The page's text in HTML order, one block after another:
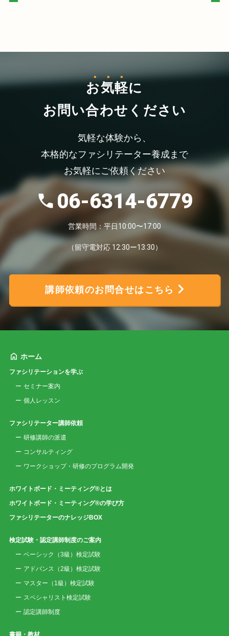
お気軽に
お問い合わせください
気軽な体験から、
本格的なファシリテーター養成まで
お気軽にご依頼ください
06-6314-6779
営業時間：平日10:00〜17:00
（留守電対応 12:30ー13:30）
講師依頼のお問合せはこちら
ホーム
ファシリテーションを学ぶ
セミナー案内
個人レッスン
ファシリテーター講師依頼
研修講師の派遣
コンサルティング
ワークショップ・研修のプログラム開発
ホワイトボード・ミーティング®とは
ホワイトボード・ミーティング®の学び方
ファシリテーターのナレッジBOX
検定試験・認定講師制度のご案内
ベーシック（3級）検定試験
アドバンス（2級）検定試験
マスター（1級）検定試験
スペシャリスト検定試験
認定講師制度
書籍・教材